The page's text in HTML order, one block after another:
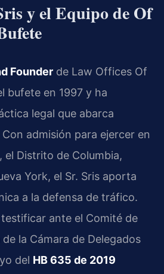
y el Equipo de Of
Founder de Law Offices Of
bufete en 1997 y ha
legal que abarca
admisión para ejercer en
el Distrito de Columbia,
York, el Sr. Sris aporta
a la defensa de tráfico.
ante el Comité de
la Cámara de Delegados
del HB 635 de 2019